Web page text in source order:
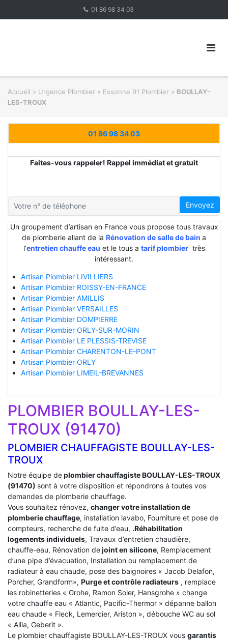
01 86 98 34 03
Accueil » Urgence Plombier » Essonne 91 Plombier » BOULLAY-
LES-TROUX
01 86 98 34 03
Faites-vous rappeler! Rappel immédiat et gratuit
Envoyez
Un groupement d’artisan en France vous propose tous travaux
de plomberie allant de la Rénovation de salle de bain a
l’entretien chauffe eau et le tous a tarif plombiertrès
intéressant.
Artisan Plombier LIVILLIERS
Artisan Plombier ROISSY-EN-FRANCE
Artisan Plombier AMILLIS
Artisan Plombier VERSAILLES
Artisan Plombier DOMPIERRE
Artisan Plombier ORLY-SUR-MORIN
Artisan Plombier LE PLESSIS-TREVISE
Artisan Plombier CHARENTON-LE-PONT
Artisan Plombier ORLY
Artisan Plombier LIMEIL-BREVANNES
PLOMBIER BOULLAY-LES-
TROUX (91470)
PLOMBIER CHAUFFAGISTE BOULLAY-LES-
TROUX
Notre équipe deplombier chauffagiste BOULLAY-LES-TROUX
(91470) sont à votre disposition et répondrons à toutes vos
demandes de plomberie chauffage.
Vous souhaitez rénovez, changer votre installation de
plomberie chauffage, installation lavabo, Fourniture et pose de
compteurs, recherche de fuite d’eau, .Réhabilitation
logements individuels, Travaux d’entretien chaudière,
chauffe-eau, Rénovation dejoint en silicone, Remplacement
d’une pipe d’évacuation, Installation ou remplacement de
radiateur à eau chaude, pose des baignoires « Jacob Delafon,
Porcher, Grandform», Purge et contrôle radiateurs , remplace
les robinetteries « Grohe, Ramon Soler, Hansgrohe » change
votre chauffe eau « Atlantic, Pacific-Thermor » dépanne ballon
eau chaude « Fleck, Lemercier, Ariston », débouche WC au sol
« Allia, Geberit ».
Le plombier chauffagiste BOULLAY-LES-TROUX vous garantis